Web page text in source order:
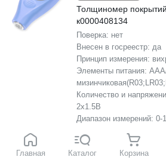
Главная Каталог Корзина
Толщиномер
к0000408134
Поверка: нет
Внесен в госреестр: да
Принцип измерения:
Элементы питания:
Количество и
2х1.5B
Диапазон измерений: 0-
Вес нетто:
0.11 кг
Допустимое отклонение